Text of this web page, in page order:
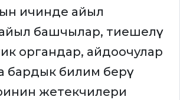
ичинде айыл
башчылар, тиешелүү
органдар, айдоочулар
билим берүү
жетекчилери